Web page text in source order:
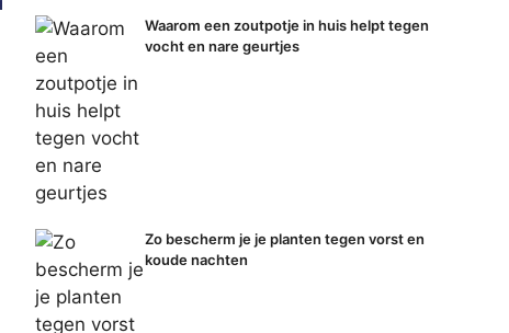
Waarom een zoutpotje in huis helpt tegen
vocht en nare geurtjes
Zo bescherm je je planten tegen vorst en
koude nachten